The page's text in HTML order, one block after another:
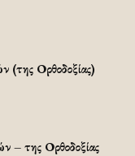
(της Ορθοδοξίας)
– της Ορθοδοξίας